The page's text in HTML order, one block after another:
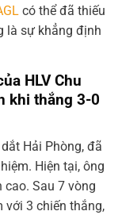
có thể đã thiếu
là sự khẳng định
HLV Chu
khi thắng 3-0
Hải Phòng, đã
Hiện tại, ông
Sau 7 vòng
với 3 chiến thắng,